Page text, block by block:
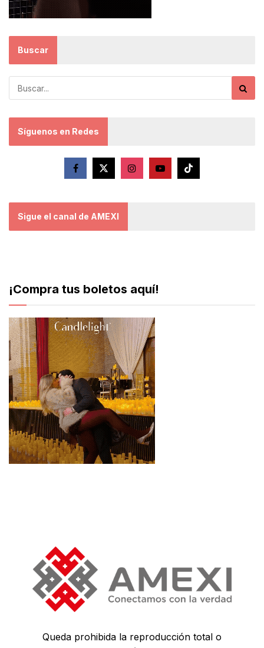
Buscar
Síguenos en Redes
Sigue el canal de AMEXI
¡Compra tus boletos aquí!
Queda prohibida la reproducción total o